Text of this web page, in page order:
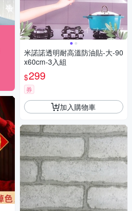
米諾諾透明耐高溫防油貼-大-90
x60cm-3入組
$299
券
加入購物車